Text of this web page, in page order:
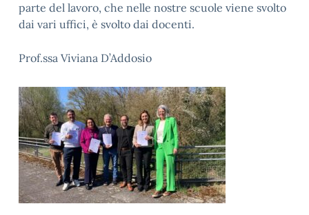
parte del lavoro, che nelle nostre scuole viene svolto
dai vari uffici, è svolto dai docenti.
Prof.ssa Viviana D’Addosio